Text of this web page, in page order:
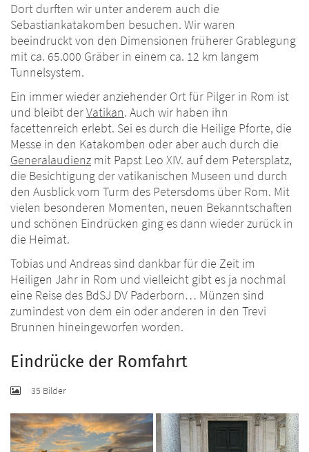
Dort durften wir unter anderem auch die
Sebastiankatakomben besuchen. Wir waren
beeindruckt von den Dimensionen früherer Grablegung
mit ca. 65.000 Gräber in einem ca. 12 km langem
Tunnelsystem.
Ein immer wieder anziehender Ort für Pilger in Rom ist
und bleibt derVatikan. Auch wir haben ihn
facettenreich erlebt. Sei es durch die Heilige Pforte, die
Messe in den Katakomben oder aber auch durch die
Generalaudienz mit Papst Leo XIV. auf dem Petersplatz,
die Besichtigung der vatikanischen Museen und durch
den Ausblick vom Turm des Petersdoms über Rom. Mit
vielen besonderen Momenten, neuen Bekanntschaften
und schönen Eindrücken ging es dann wieder zurück in
die Heimat.
Tobias und Andreas sind dankbar für die Zeit im
Heiligen Jahr in Rom und vielleicht gibt es ja nochmal
eine Reise des BdSJ DV Paderborn… Münzen sind
zumindest von dem ein oder anderen in den Trevi
Brunnen hineingeworfen worden.
Eindrücke der Romfahrt
35 Bilder